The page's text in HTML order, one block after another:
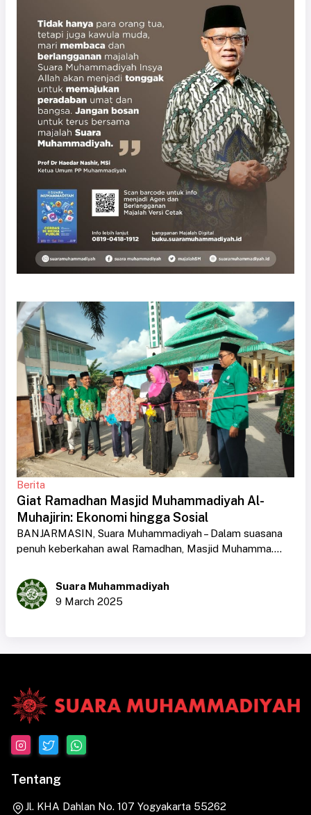
Berita
Giat Ramadhan Masjid Muhammadiyah Al-
Muhajirin: Ekonomi hingga Sosial
BANJARMASIN, Suara Muhammadiyah – Dalam suasana
penuh keberkahan awal Ramadhan, Masjid Muhamma....
Suara Muhammadiyah
9 March 2025
Tentang
Jl. KHA Dahlan No. 107 Yogyakarta 55262